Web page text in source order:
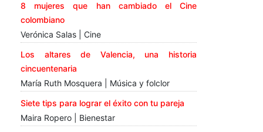
8 mujeres que han cambiado el Cine
colombiano
Verónica Salas | Cine
Los altares de Valencia, una historia
cincuentenaria
María Ruth Mosquera | Música y folclor
Siete tips para lograr el éxito con tu pareja
Maira Ropero | Bienestar